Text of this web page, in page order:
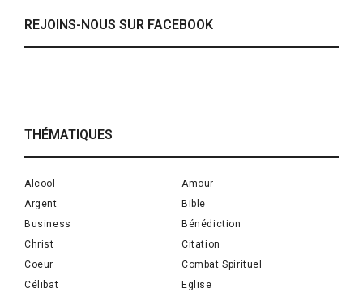
REJOINS-NOUS SUR FACEBOOK
THÉMATIQUES
Alcool
Amour
Argent
Bible
Business
Bénédiction
Christ
Citation
Coeur
Combat Spirituel
Célibat
Eglise